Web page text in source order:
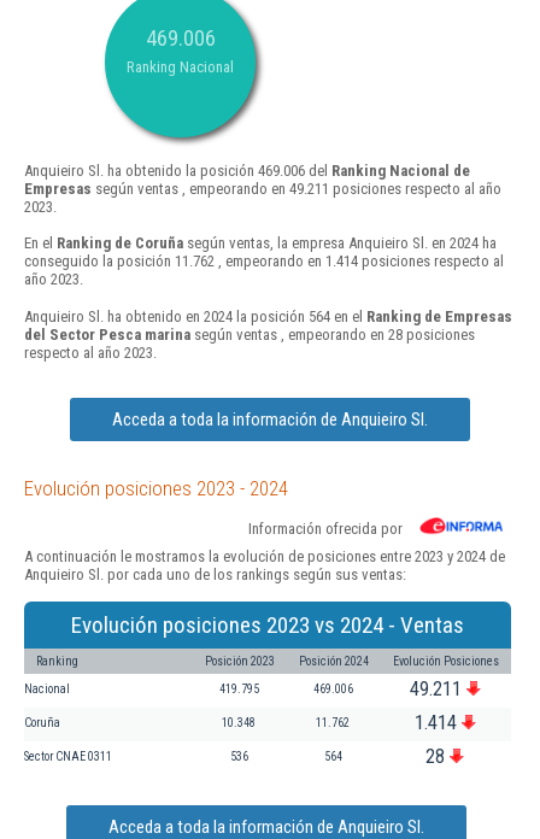
469.006
Ranking Nacional
Anquieiro Sl. ha obtenido la posición 469.006 del Ranking Nacional de
Empresas según ventas , empeorando en 49.211 posiciones respecto al año
2023.
En el Ranking de Coruña según ventas, la empresa Anquieiro Sl. en 2024 ha
conseguido la posición 11.762 , empeorando en 1.414 posiciones respecto al
año 2023.
Anquieiro Sl. ha obtenido en 2024 la posición 564 en el Ranking de Empresas
del Sector Pesca marina según ventas , empeorando en 28 posiciones
respecto al año 2023.
Acceda a toda la información de Anquieiro Sl.
Evolución posiciones 2023 - 2024
Información ofrecida por
A continuación le mostramos la evolución de posiciones entre 2023 y 2024 de
Anquieiro Sl. por cada uno de los rankings según sus ventas:
Evolución posiciones 2023 vs 2024 - Ventas
Ranking Posición 2023 Posición 2024 Evolución Posiciones
Nacional 419.795 469.006 49.211
Coruña 10.348 11.762 1.414
Sector CNAE 0311 536 564 28
Acceda a toda la información de Anquieiro Sl.